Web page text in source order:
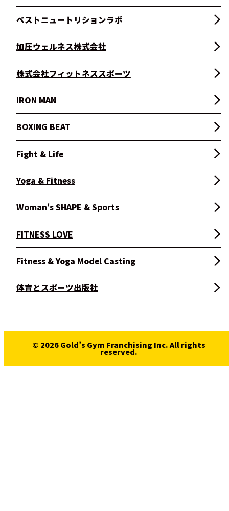
ベストニュートリションラボ
加圧ウェルネス株式会社
株式会社フィットネススポーツ
IRON MAN
BOXING BEAT
Fight & Life
Yoga & Fitness
Woman's SHAPE & Sports
FITNESS LOVE
Fitness & Yoga Model Casting
体育とスポーツ出版社
© 2026 Gold’s Gym Franchising Inc. All rights
reserved.